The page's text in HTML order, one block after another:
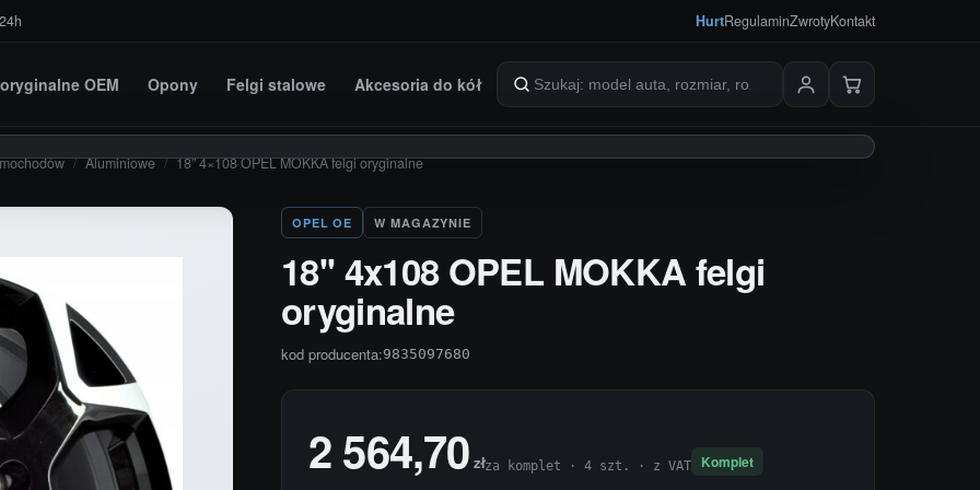
HurtRegulaminZwrotyKontakt
OEM Opony Felgi stalowe Akcesoria do kół Szukaj produktów
/ Aluminiowe / 18” 4×108 OPEL MOKKA felgi oryginalne
OPEL OE W MAGAZYNIE
18'' 4x108 OPEL MOKKA felgi
oryginalne
kod producenta:9835097680
2 564,70 złza komplet · 4 szt. · z VAT Komplet